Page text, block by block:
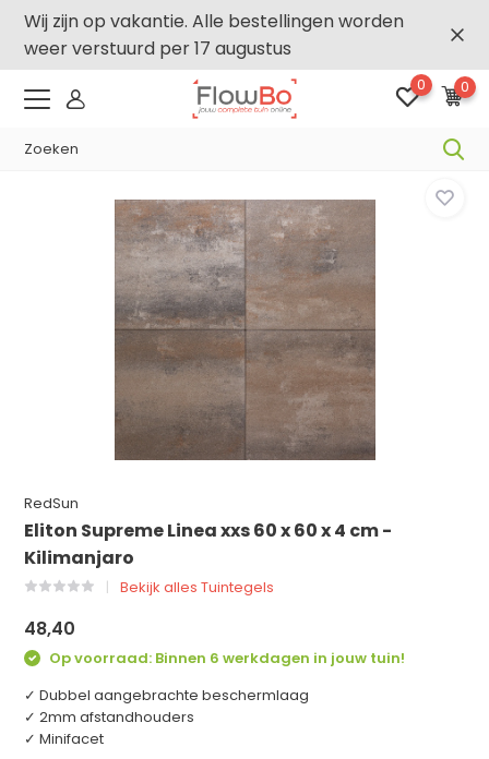
Wij zijn op vakantie. Alle bestellingen worden
weer verstuurd per 17 augustus
0 0
RedSun
Eliton Supreme Linea xxs 60 x 60 x 4 cm -
Kilimanjaro
Bekijk alles Tuintegels
48,40
Op voorraad: Binnen 6 werkdagen in jouw tuin!
✓ Dubbel aangebrachte beschermlaag
✓ 2mm afstandhouders
✓ Minifacet